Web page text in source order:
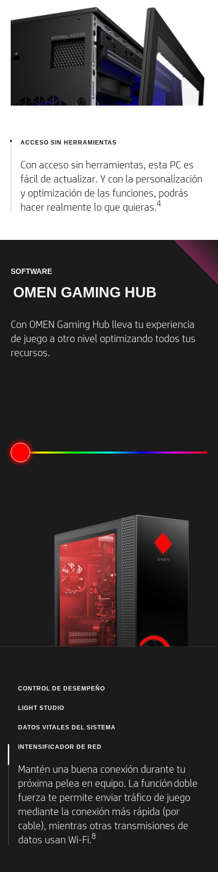
ACCESO SIN HERRAMIENTAS
Con acceso sin herramientas, esta PC es
fácil de actualizar. Y con la personalización
y optimización de las funciones, podrás
hacer realmente lo que quieras.4
SOFTWARE
OMEN GAMING HUB
Con OMEN Gaming Hub lleva tu experiencia
de juego a otro nivel optimizando todos tus
recursos.
CONTROL DE DESEMPEÑO
Controla el desempeño de tu equipo con dos
modos optimizados:
temperatura y Rendimiento con OMEN
Dynamic Power para lograr potencia
máxima.
LIGHT STUDIO
Encuentra la combinación ideal de colores
para tu equipo de juegos. Con 16,8 millones
disposición, puedes personalizar la
iluminación en todos tus dispositivos OMEN
como más te guste.5
DATOS VITALES DEL SISTEMA
Consulta todos los datos clave para el
desempeño de tu equipo OMEN en tiempo
real como el suo y la temperatura del
procesador, de la tarjeta gráfica y memoria.
INTENSIFICADOR DE RED
Mantén una buena conexión durante tu
próxima pelea en equipo. La función doble
fuerza te permite enviar tráfico de juego
mediante la conexión más rápida (por
cable), mientras otras transmisiones de
datos usan Wi-Fi.8